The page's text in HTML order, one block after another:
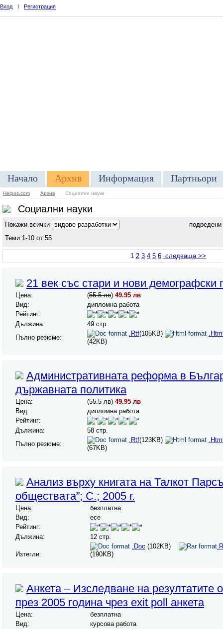
Вход I Регистрация
Начало Архив Информация Партньори
Helpos.com Архив Социални науки
Социални науки
Покажи всички
Теми 1-10 от 55
1 2 3 4 5 6 следваща >>
21 век със стари и нови демографски
Цена: (55.5 лв) 49.95 лв
Вид:
дипломна работа
Рейтинг:
Дължина:
49 стр.
Пълно резюме:
.Rtf(105KB)
(42KB)
Административната реформа в
държавната политика
Цена: (55.5 лв) 49.95 лв
Вид:
дипломна работа
Рейтинг:
Дължина:
58 стр.
Пълно резюме:
.Rtf(123KB)
(67KB)
Анализ върху книгата на Талкот
обществата”; С.; 2005 г.
Цена:
безплатна
Вид:
есе
Рейтинг:
Дължина:
12 стр.
Изтегли:
.Doc (102KB)
(190KB)
Анкета – Изследване на резултатите
през 2005 година чрез exit poll анкета
Цена:
безплатна
Вид:
курсова работа